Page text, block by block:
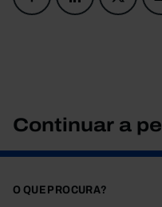
Continuar a
O QUE PROCURA?